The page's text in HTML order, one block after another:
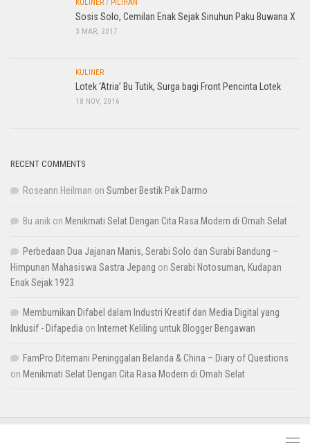
Sosis Solo, Cemilan Enak Sejak Sinuhun Paku Buwana X
3 MAR, 2017
KULINER
Lotek ‘Atria’ Bu Tutik, Surga bagi Front Pencinta Lotek
18 NOV, 2016
RECENT COMMENTS
Roseann Heilman on Sumber Bestik Pak Darmo
Bu anik on Menikmati Selat Dengan Cita Rasa Modern di Omah Selat
Perbedaan Dua Jajanan Manis, Serabi Solo dan Surabi Bandung –
Himpunan Mahasiswa Sastra Jepang on Serabi Notosuman, Kudapan
Enak Sejak 1923
Membumikan Difabel dalam Industri Kreatif dan Media Digital yang
Inklusif - Difapedia on Internet Keliling untuk Blogger Bengawan
FamPro Ditemani Peninggalan Belanda & China – Diary of Questions
on Menikmati Selat Dengan Cita Rasa Modern di Omah Selat